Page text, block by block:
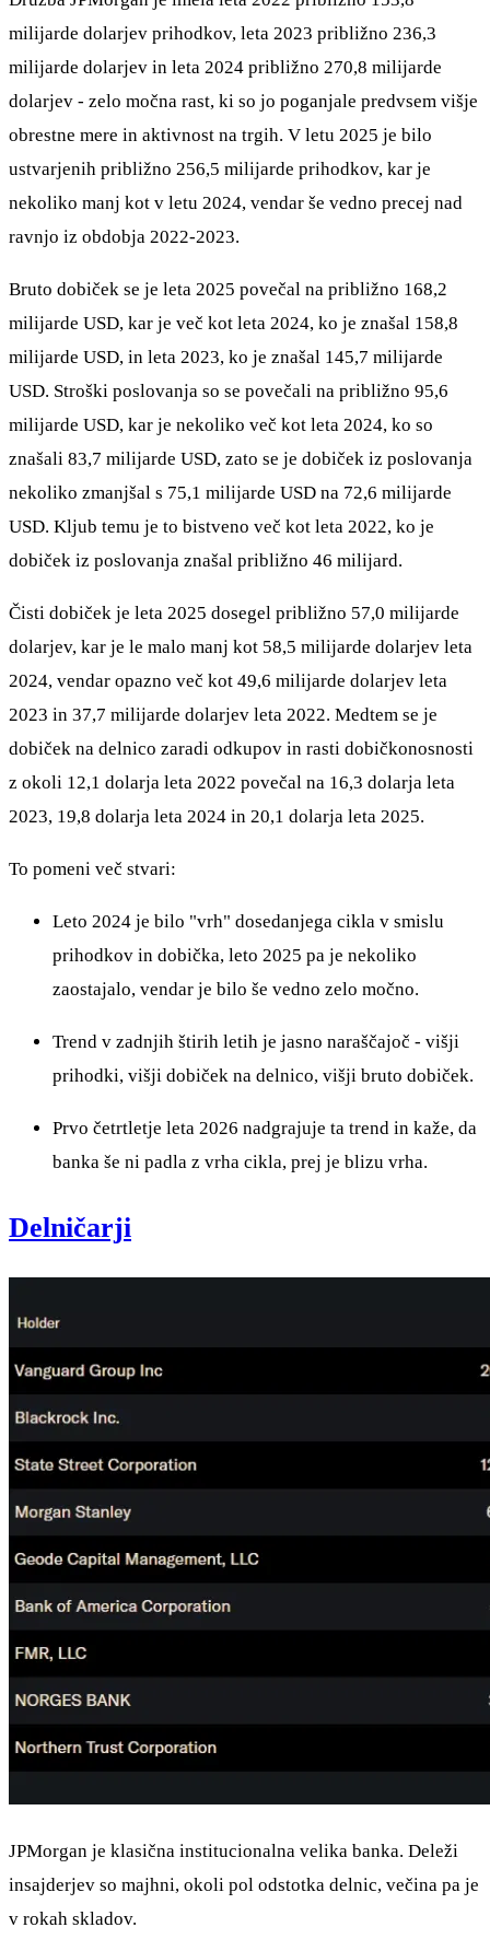
milijarde dolarjev prihodkov, leta 2023 približno 236,3
milijarde dolarjev in leta 2024 približno 270,8 milijarde
dolarjev - zelo močna rast, ki so jo poganjale predvsem višje
obrestne mere in aktivnost na trgih. V letu 2025 je bilo
ustvarjenih približno 256,5 milijarde prihodkov, kar je
nekoliko manj kot v letu 2024, vendar še vedno precej nad
ravnjo iz obdobja 2022-2023.
Bruto dobiček se je leta 2025 povečal na približno 168,2
milijarde USD, kar je več kot leta 2024, ko je znašal 158,8
milijarde USD, in leta 2023, ko je znašal 145,7 milijarde
USD. Stroški poslovanja so se povečali na približno 95,6
milijarde USD, kar je nekoliko več kot leta 2024, ko so
znašali 83,7 milijarde USD, zato se je dobiček iz poslovanja
nekoliko zmanjšal s 75,1 milijarde USD na 72,6 milijarde
USD. Kljub temu je to bistveno več kot leta 2022, ko je
dobiček iz poslovanja znašal približno 46 milijard.
Čisti dobiček je leta 2025 dosegel približno 57,0 milijarde
dolarjev, kar je le malo manj kot 58,5 milijarde dolarjev leta
2024, vendar opazno več kot 49,6 milijarde dolarjev leta
2023 in 37,7 milijarde dolarjev leta 2022. Medtem se je
dobiček na delnico zaradi odkupov in rasti dobičkonosnosti
z okoli 12,1 dolarja leta 2022 povečal na 16,3 dolarja leta
2023, 19,8 dolarja leta 2024 in 20,1 dolarja leta 2025.
To pomeni več stvari:
Leto 2024 je bilo "vrh" dosedanjega cikla v smislu
prihodkov in dobička, leto 2025 pa je nekoliko
zaostajalo, vendar je bilo še vedno zelo močno.
Trend v zadnjih štirih letih je jasno naraščajoč - višji
prihodki, višji dobiček na delnico, višji bruto dobiček.
Prvo četrtletje leta 2026 nadgrajuje ta trend in kaže, da
banka še ni padla z vrha cikla, prej je blizu vrha.
Delničarji
JPMorgan je klasična institucionalna velika banka. Deleži
insajderjev so majhni, okoli pol odstotka delnic, večina pa je
v rokah skladov.